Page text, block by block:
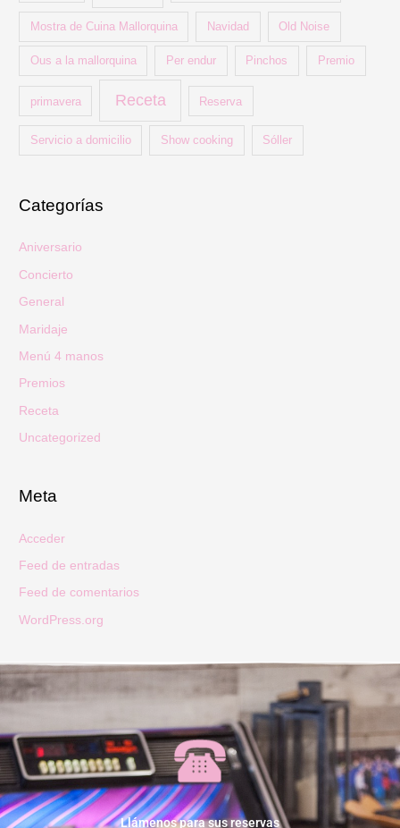
Mostra de Cuina Mallorquina Navidad Old Noise
Ous a la mallorquina Per endur Pinchos Premio
primavera Receta Reserva
Servicio a domicilio Show cooking Sóller
Categorías
Aniversario
Concierto
General
Maridaje
Menú 4 manos
Premios
Receta
Uncategorized
Meta
Acceder
Feed de entradas
Feed de comentarios
WordPress.org
Llámenos para sus reservas